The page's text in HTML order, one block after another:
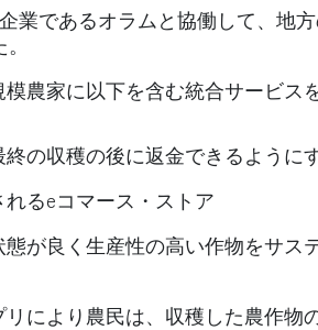
業であるオラムと協働して、地
農家に以下を含む統合サービス
の収穫の後に返金できるように
るeコマース・ストア
が良く生産性の高い作物をサス
により農民は、収穫した農作物